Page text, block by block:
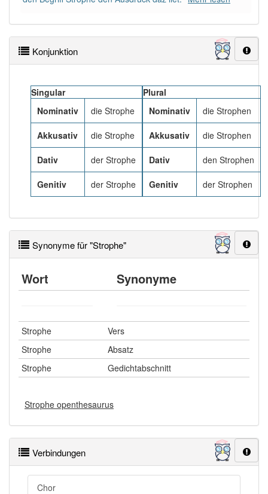
Konjunktion
Singular
Nominativ
die Strophe
Akkusativ die Strophe
Dativ der Strophe
Genitiv der Strophe
Plural
Nominativ
die Strophen
Akkusativ die Strophen
Dativ den Strophen
Genitiv der Strophen
Synonyme für "Strophe"
Wort Synonyme
Strophe
Vers
Strophe
Absatz
Strophe
Gedichtabschnitt
Strophe openthesaurus
Verbindungen
Chor